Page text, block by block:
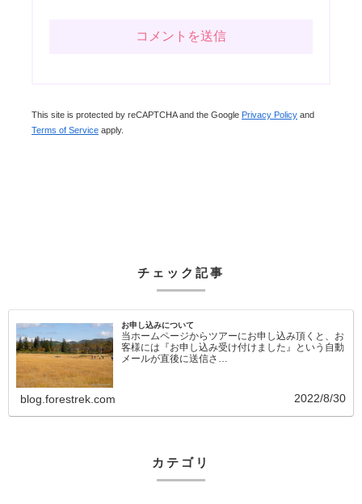
This site is protected by reCAPTCHA and the Google Privacy Policy and
Terms of Service apply.
チェック記事
お申し込みについて
当ホームページからツアーにお申し込み頂くと、お
客様には『お申し込み受け付けました』という自動
メールが直後に送信さ…
blog.forestrek.com 2022/8/30
カテゴリ